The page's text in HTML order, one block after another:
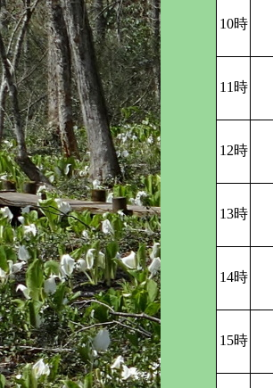
10時
11時
12時
13時
14時
15時